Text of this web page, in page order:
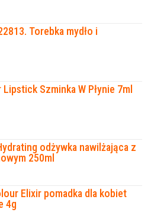
Torebka mydło i
Szminka W Płynie 7ml
odżywka nawilżająca z
250ml
Elixir pomadka dla kobiet
4g